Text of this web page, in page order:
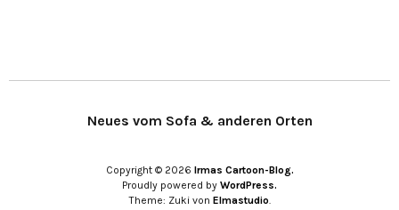
Neues vom Sofa & anderen Orten
Copyright © 2026 Irmas Cartoon-Blog.
Proudly powered by WordPress.
Theme: Zuki von Elmastudio.